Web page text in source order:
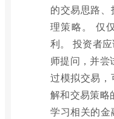
的交易思路
理策略。 仅
利。 投资者
师提问，并尝
过模拟交易
解和交易策略
学习相关的金